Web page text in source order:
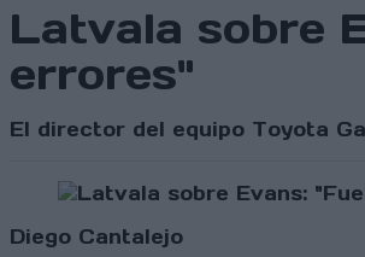
Latvala sobre
errores"
El director del equipo Toyota
Diego Cantalejo